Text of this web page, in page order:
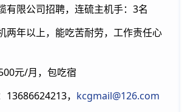
有限公司招聘，连硫主机手：3名
两年以上，能吃苦耐劳，工作责任心
元/月，包吃宿
， kcgmail@126.com